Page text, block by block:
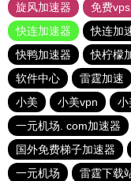
旋风加速器
免费
快连加速器
快连加
快鸭加速器
快柠檬
软件中心
雷霆加速
小美
小美vpn 小
一元机场. com加速器
国外免费梯子加速器
一元机场
雷霆下载